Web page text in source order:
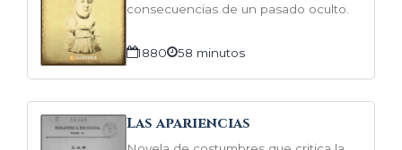
consecuencias de un pasado oculto.
1880 58 minutos
Las apariencias